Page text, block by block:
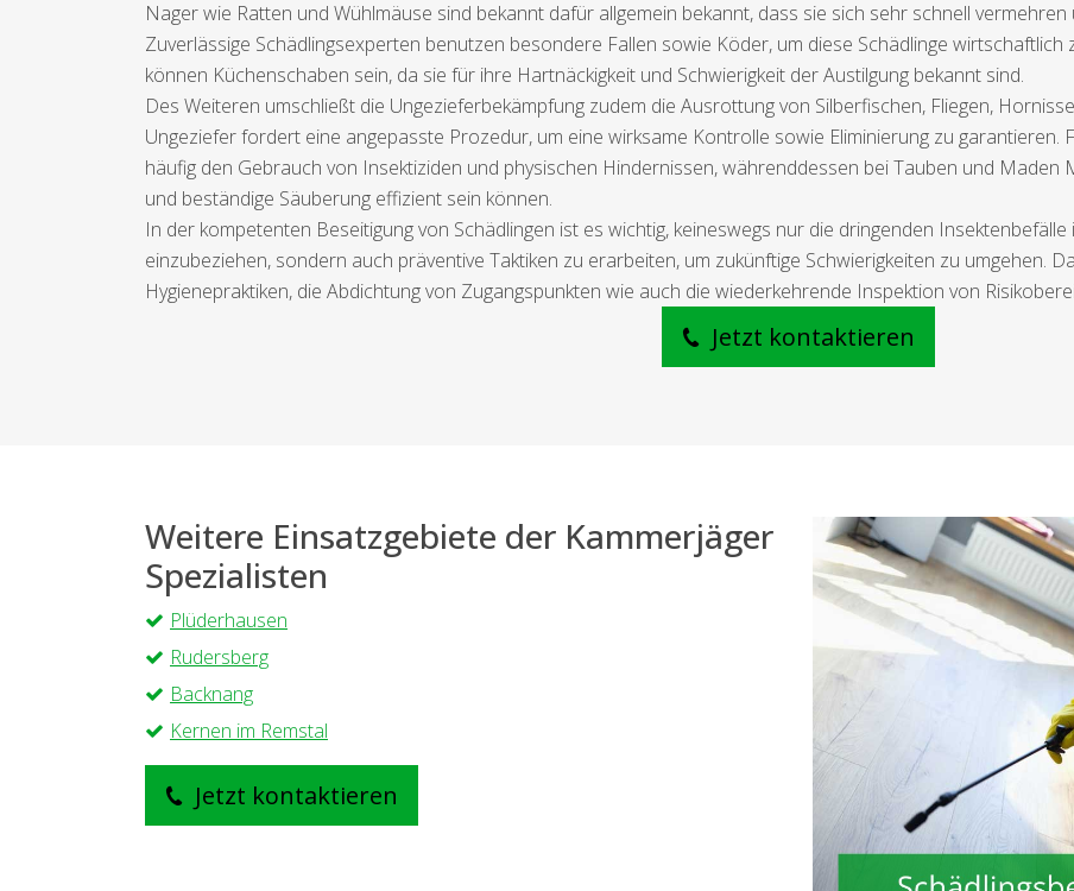
Nager wie Ratten und Wühlmäuse sind bekannt dafür allgemein bekannt, dass sie sich sehr schnell
Zuverlässige Schädlingsexperten benutzen besondere Fallen sowie Köder, um diese Schädlinge
können Küchenschaben sein, da sie für ihre Hartnäckigkeit und Schwierigkeit der Austilgung bekannt sind.
Des Weiteren umschließt die Ungezieferbekämpfung zudem die Ausrottung von Silberfischen, Fliegen,
Ungeziefer fordert eine angepasste Prozedur, um eine wirksame Kontrolle sowie Eliminierung zu garantieren.
häufig den Gebrauch von Insektiziden und physischen Hindernissen, währenddessen bei Tauben und
und beständige Säuberung effizient sein können.
In der kompetenten Beseitigung von Schädlingen ist es wichtig, keineswegs nur die dringenden
einzubeziehen, sondern auch präventive Taktiken zu erarbeiten, um zukünftige Schwierigkeiten zu umgehen.
Hygienepraktiken, die Abdichtung von Zugangspunkten wie auch die wiederkehrende Inspektion von
Jetzt kontaktieren
Weitere Einsatzgebiete der Kammerjäger
Spezialisten
Plüderhausen
Rudersberg
Backnang
Kernen im Remstal
Jetzt kontaktieren